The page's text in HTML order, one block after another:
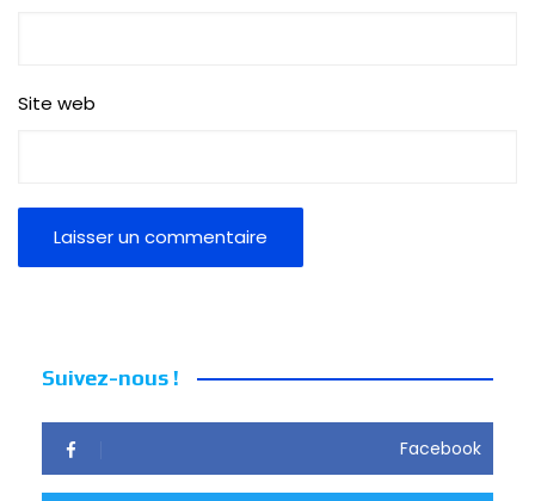
Site web
Suivez-nous !
Facebook